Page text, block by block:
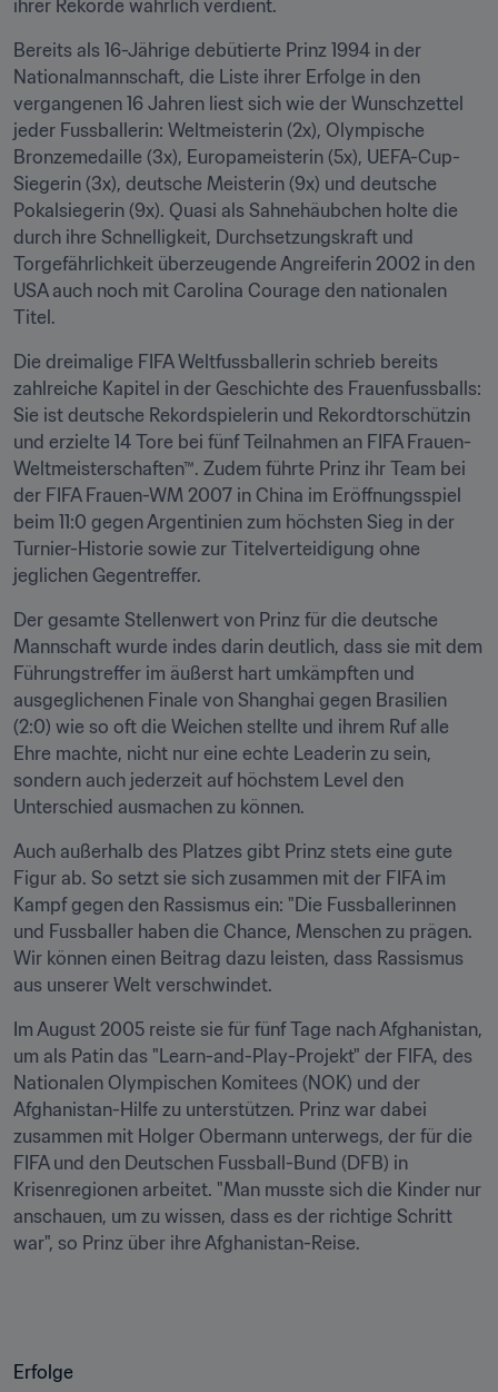
ihrer Rekorde wahrlich verdient.
Bereits als 16-Jährige debütierte Prinz 1994 in der
Nationalmannschaft, die Liste ihrer Erfolge in den
vergangenen 16 Jahren liest sich wie der Wunschzettel
jeder Fussballerin: Weltmeisterin (2x), Olympische
Bronzemedaille (3x), Europameisterin (5x), UEFA-Cup-
Siegerin (3x), deutsche Meisterin (9x) und deutsche
Pokalsiegerin (9x). Quasi als Sahnehäubchen holte die
durch ihre Schnelligkeit, Durchsetzungskraft und
Torgefährlichkeit überzeugende Angreiferin 2002 in den
USA auch noch mit Carolina Courage den nationalen
Titel.
Die dreimalige FIFA Weltfussballerin schrieb bereits
zahlreiche Kapitel in der Geschichte des Frauenfussballs:
Sie ist deutsche Rekordspielerin und Rekordtorschützin
und erzielte 14 Tore bei fünf Teilnahmen an FIFA Frauen-
Weltmeisterschaften™. Zudem führte Prinz ihr Team bei
der FIFA Frauen-WM 2007 in China im Eröffnungsspiel
beim 11:0 gegen Argentinien zum höchsten Sieg in der
Turnier-Historie sowie zur Titelverteidigung ohne
jeglichen Gegentreffer.
Der gesamte Stellenwert von Prinz für die deutsche
Mannschaft wurde indes darin deutlich, dass sie mit dem
Führungstreffer im äußerst hart umkämpften und
ausgeglichenen Finale von Shanghai gegen Brasilien
(2:0) wie so oft die Weichen stellte und ihrem Ruf alle
Ehre machte, nicht nur eine echte Leaderin zu sein,
sondern auch jederzeit auf höchstem Level den
Unterschied ausmachen zu können.
Auch außerhalb des Platzes gibt Prinz stets eine gute
Figur ab. So setzt sie sich zusammen mit der FIFA im
Kampf gegen den Rassismus ein: "Die Fussballerinnen
und Fussballer haben die Chance, Menschen zu prägen.
Wir können einen Beitrag dazu leisten, dass Rassismus
aus unserer Welt verschwindet.
Im August 2005 reiste sie für fünf Tage nach Afghanistan,
um als Patin das "Learn-and-Play-Projekt" der FIFA, des
Nationalen Olympischen Komitees (NOK) und der
Afghanistan-Hilfe zu unterstützen. Prinz war dabei
zusammen mit Holger Obermann unterwegs, der für die
FIFA und den Deutschen Fussball-Bund (DFB) in
Krisenregionen arbeitet. "Man musste sich die Kinder nur
anschauen, um zu wissen, dass es der richtige Schritt
war", so Prinz über ihre Afghanistan-Reise.
Erfolge